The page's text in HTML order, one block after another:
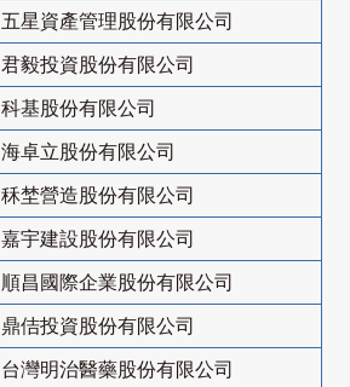
五星資產管理股份有限公司
君毅投資股份有限公司
科基股份有限公司
海卓立股份有限公司
秝埜營造股份有限公司
嘉宇建設股份有限公司
順昌國際企業股份有限公司
鼎佶投資股份有限公司
台灣明治醫藥股份有限公司